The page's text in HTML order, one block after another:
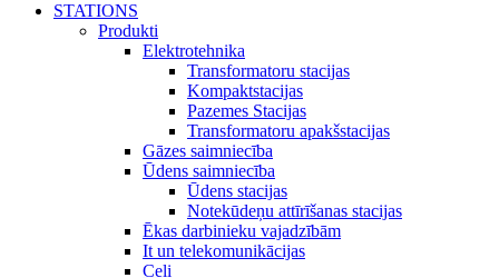
STATIONS
Produkti
Elektrotehnika
Transformatoru stacijas
Kompaktstacijas
Pazemes Stacijas
Transformatoru apakšstacijas
Gāzes saimniecība
Ūdens saimniecība
Ūdens stacijas
Notekūdeņu attīrīšanas stacijas
Ēkas darbinieku vajadzībām
It un telekomunikācijas
Ceļi